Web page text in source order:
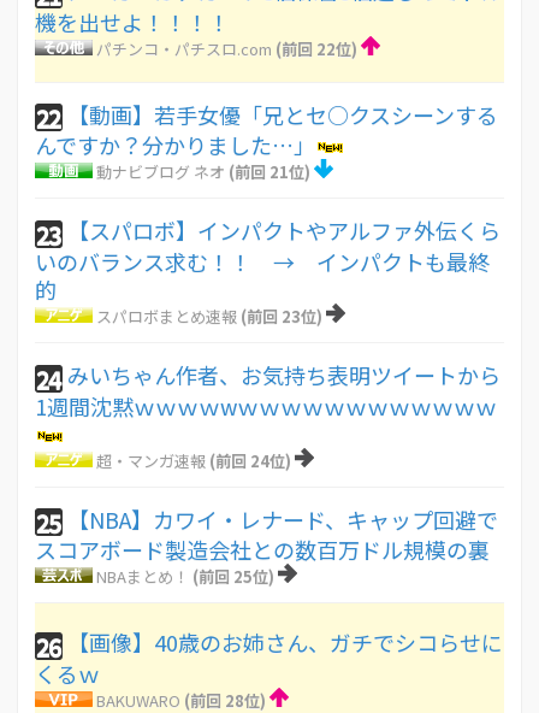
機を出せよ！！！！
パチンコ・パチスロ.com (前回 22位)
22
【動画】若手女優「兄とセ○クスシーンする
んですか？分かりました…」
動ナビブログ ネオ (前回 21位)
23
【スパロボ】インパクトやアルファ外伝くら
いのバランス求む！！ → インパクトも最終
的
スパロボまとめ速報 (前回 23位)
24 みいちゃん作者、お気持ち表明ツイートから
1週間沈黙ｗｗｗｗwｗｗｗｗｗｗｗｗｗｗｗｗ
超・マンガ速報 (前回 24位)
25
【NBA】カワイ・レナード、キャップ回避で
スコアボード製造会社との数百万ドル規模の裏
NBAまとめ！ (前回 25位)
26
【画像】40歳のお姉さん、ガチでシコらせに
くるｗ
BAKUWARO (前回 28位)